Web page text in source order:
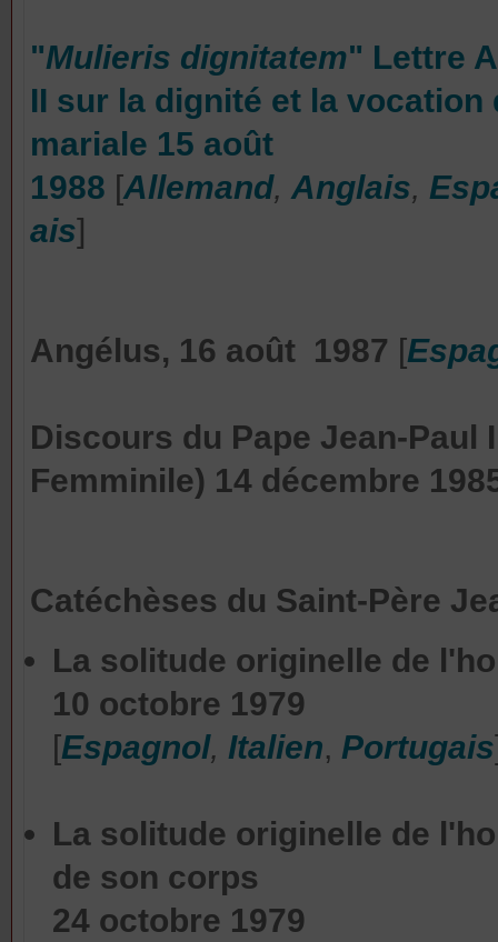
"Mulieris dignitatem" Lettre
II sur la dignité et la vocation
mariale 15 août
1988 [Allemand, Anglais,
ais]
Angélus, 16 août 1987 [
Discours du Pape Jean-Paul
Femminile) 14 décembre
Catéchèses du Saint-Père
La solitude originelle de
10 octobre 1979
[Espagnol, Italien, Portugais
La solitude originelle de
de son corps
24 octobre 1979